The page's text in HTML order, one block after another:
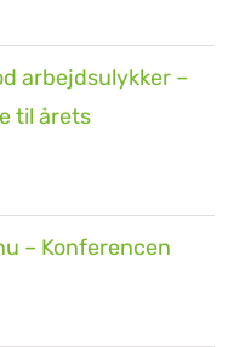
arbejdsulykker –
til årets
– Konferencen